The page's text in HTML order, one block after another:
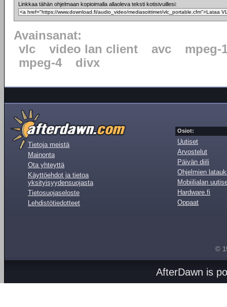
Linkkaa tähän ohjelmaan kopioimalla allaoleva teksti kotisivuillesi:
Avainsanat:
vlc
video lan client avc
mpeg-
mpeg-4
divx
Tietoja meistä
Mainonta
Ota yhteyttä
Käyttöehdot ja tietoa
yksityisyydensuojasta
Tietosuojaseloste
Lehdistötiedotteet
Osiot:
Uutiset
Arvostelut
Päivän diili
Ohjelmien
Mobiilialan
Hardware.fi
Oppaat
©
AfterDawn is